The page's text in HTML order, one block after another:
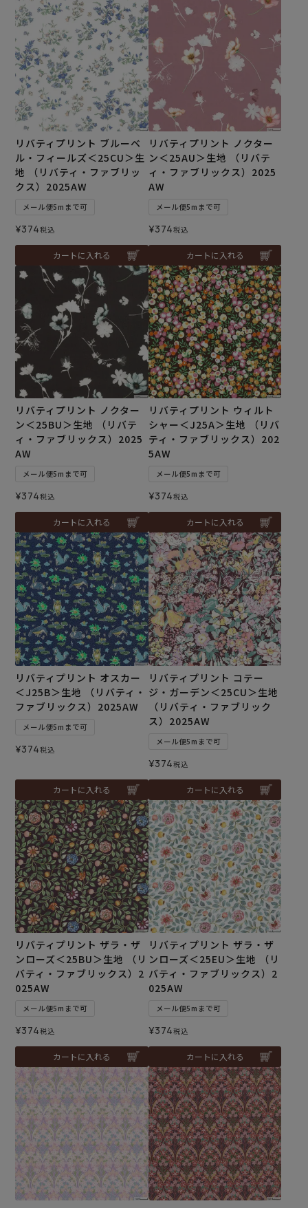
リバティプリント ブルーベ
ル・フィールズ＜25CU＞生
地 （リバティ・ファブリッ
クス）2025AW
メール便5mまで可
¥374税込
カートに入れる
リバティプリント ノクター
ン＜25AU＞生地 （リバテ
ィ・ファブリックス）2025
AW
メール便5mまで可
¥374税込
カートに入れる
リバティプリント ノクター
ン＜25BU＞生地 （リバテ
ィ・ファブリックス）2025
AW
メール便5mまで可
¥374税込
カートに入れる
リバティプリント ウィルト
シャー＜J25A＞生地 （リバ
ティ・ファブリックス）202
5AW
メール便5mまで可
¥374税込
カートに入れる
リバティプリント オスカー
＜J25B＞生地 （リバティ・
ファブリックス）2025AW
メール便5mまで可
¥374税込
カートに入れる
リバティプリント コテー
ジ・ガーデン＜25CU＞生地
（リバティ・ファブリック
ス）2025AW
メール便5mまで可
¥374税込
カートに入れる
リバティプリント ザラ・ザ
ンローズ＜25BU＞生地 （リ
バティ・ファブリックス）2
025AW
メール便5mまで可
¥374税込
カートに入れる
リバティプリント ザラ・ザ
ンローズ＜25EU＞生地 （リ
バティ・ファブリックス）2
025AW
メール便5mまで可
¥374税込
カートに入れる